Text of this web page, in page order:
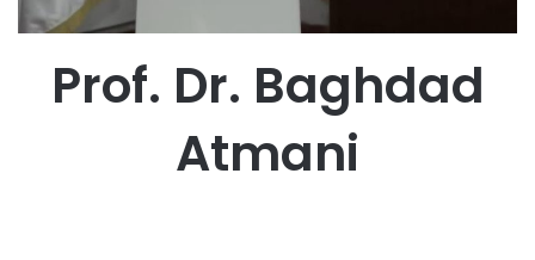
Prof. Dr. Baghdad
Atmani